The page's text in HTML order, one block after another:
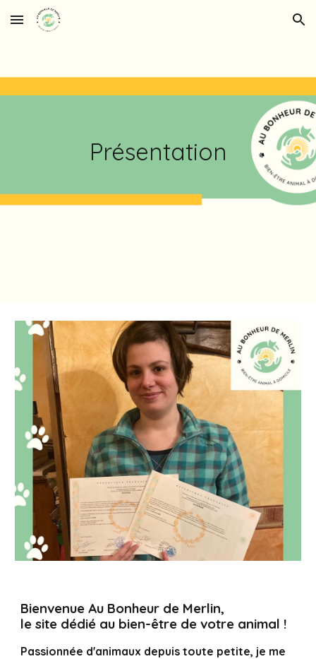
Skip to main content Skip to navigation
Présentation
Bienvenue Au Bonheur de Merlin,
le site dédié au bien-être de votre animal !
Passionnée d'animaux depuis toute petite, je me